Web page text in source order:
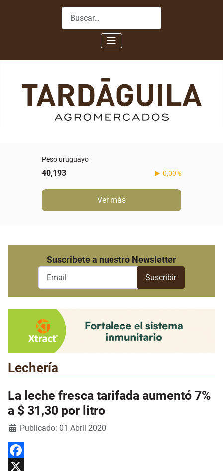
Buscar
Peso uruguayo
40,193 0,00%
Ver más
Suscribete a nuestro Newsletter
Lechería
La leche fresca tarifada aumentó 7%
a $ 31,30 por litro
Detalles
Publicado: 01 Abril 2020
Facebook